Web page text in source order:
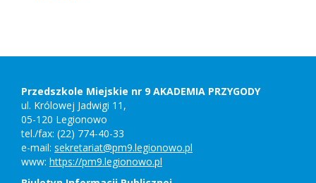
Adres
kontakt
Przedszkole Miejskie nr 9 AKADEMIA PRZYGODY
ul. Królowej Jadwigi 11,
05-120 Legionowo
tel./fax: (22) 774-40-33
e-mail: sekretariat@pm9.legionowo.pl
www: https://pm9.legionowo.pl